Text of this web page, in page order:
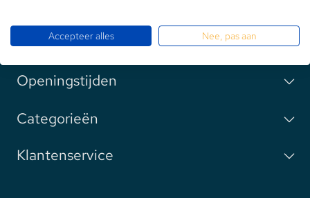
Route in Google Maps
Openingstijden
Categorieën
Klantenservice
Accepteer alles Nee, pas aan